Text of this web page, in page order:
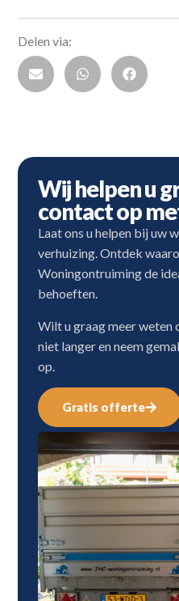
Delen via:
Wij helpen u
contact op
Laat ons u helpen bij uw
verhuizing. Ontdek
Woningontruiming de
behoeften.
Wilt u graag meer weten
niet langer en neem
op.
Gratis offerte